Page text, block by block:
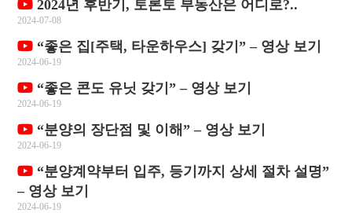
2024년 후반기, 토론토 부동산은 어디로?..
2024-07-08
“좋은 집[주택, 타운하우스] 갖기” – 영상 보기
2024-06-19
“좋은 콘도 유닛 갖기” – 영상 보기
2024-06-19
“분양의 장단점 및 이해” – 영상 보기
2024-06-19
“분양계약부터 입주, 등기까지 상세 절차 설명”
– 영상 보기
2024-06-19